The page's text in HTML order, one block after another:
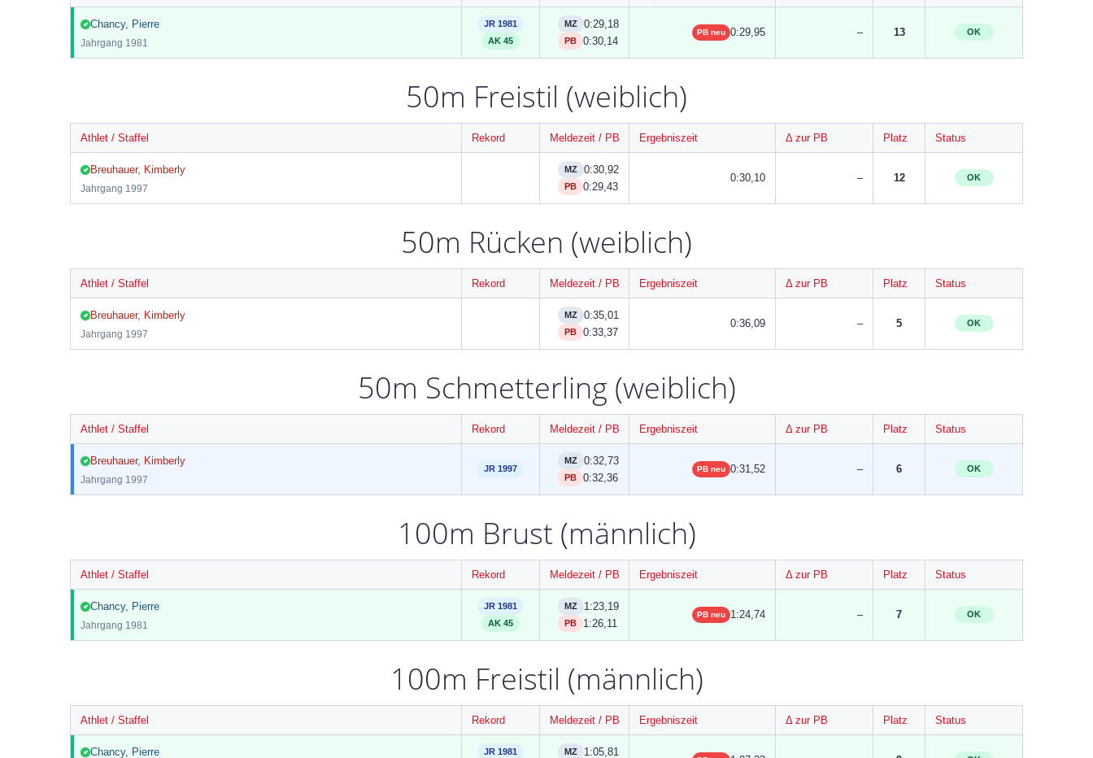
Chancy, Pierre
Jahrgang 1981
JR 1981
AK 45
MZ 0:29,18
PB 0:30,14
PB neu 0:29,95 – 13 OK
50m Freistil (weiblich)
Athlet / Staffel Rekord Meldezeit / PB Ergebniszeit Δ zur PB Platz Status
Breuhauer, Kimberly
Jahrgang 1997
MZ 0:30,92
PB 0:29,43
0:30,10 – 12 OK
50m Rücken (weiblich)
Athlet / Staffel Rekord Meldezeit / PB Ergebniszeit Δ zur PB Platz Status
Breuhauer, Kimberly
Jahrgang 1997
MZ 0:35,01
PB 0:33,37
0:36,09 – 5 OK
50m Schmetterling (weiblich)
Athlet / Staffel Rekord Meldezeit / PB Ergebniszeit Δ zur PB Platz Status
Breuhauer, Kimberly
Jahrgang 1997
JR 1997
MZ 0:32,73
PB 0:32,36
PB neu 0:31,52 – 6 OK
100m Brust (männlich)
Athlet / Staffel Rekord Meldezeit / PB Ergebniszeit Δ zur PB Platz Status
Chancy, Pierre
Jahrgang 1981
JR 1981
AK 45
MZ 1:23,19
PB 1:26,11
PB neu 1:24,74 – 7 OK
100m Freistil (männlich)
Athlet / Staffel Rekord Meldezeit / PB Ergebniszeit Δ zur PB Platz Status
Chancy, Pierre JR 1981 MZ 1:05,81